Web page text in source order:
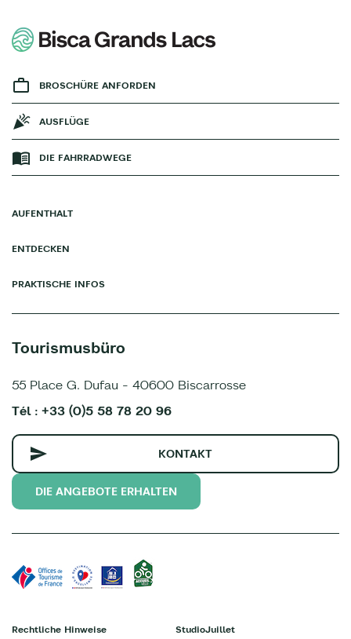
BROSCHÜRE ANFORDEN
AUSFLÜGE
DIE FAHRRADWEGE
AUFENTHALT
ENTDECKEN
PRAKTISCHE INFOS
Tourismusbüro
55 Place G. Dufau - 40600 Biscarrosse
Tél : +33 (0)5 58 78 20 96
KONTAKT
DIE ANGEBOTE ERHALTEN
Rechtliche Hinweise StudioJuillet